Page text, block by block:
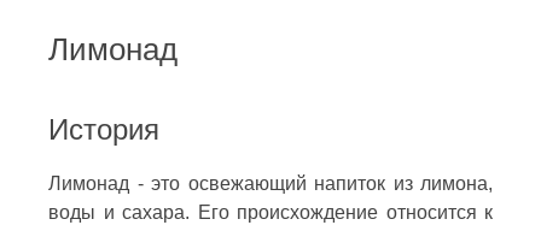
Лимонад
История
Лимонад - это освежающий напиток из лимона,
воды и сахара. Его происхождение относится к